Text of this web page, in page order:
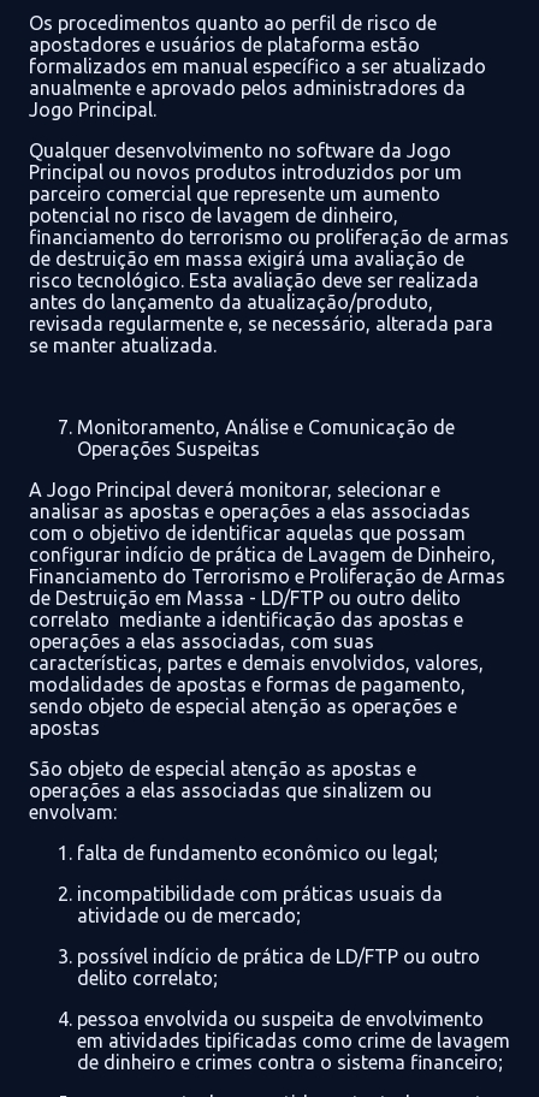
Os procedimentos quanto ao perfil de risco de
apostadores e usuários de plataforma estão
formalizados em manual específico a ser atualizado
anualmente e aprovado pelos administradores da
Jogo Principal.
Qualquer desenvolvimento no software da Jogo
Principal ou novos produtos introduzidos por um
parceiro comercial que represente um aumento
potencial no risco de lavagem de dinheiro,
financiamento do terrorismo ou proliferação de armas
de destruição em massa exigirá uma avaliação de
risco tecnológico. Esta avaliação deve ser realizada
antes do lançamento da atualização/produto,
revisada regularmente e, se necessário, alterada para
se manter atualizada.
Monitoramento, Análise e Comunicação de
Operações Suspeitas
A Jogo Principal deverá monitorar, selecionar e
analisar as apostas e operações a elas associadas
com o objetivo de identificar aquelas que possam
configurar indício de prática de Lavagem de Dinheiro,
Financiamento do Terrorismo e Proliferação de Armas
de Destruição em Massa - LD/FTP ou outro delito
correlato mediante a identificação das apostas e
operações a elas associadas, com suas
características, partes e demais envolvidos, valores,
modalidades de apostas e formas de pagamento,
sendo objeto de especial atenção as operações e
apostas
São objeto de especial atenção as apostas e
operações a elas associadas que sinalizem ou
envolvam:
falta de fundamento econômico ou legal;
incompatibilidade com práticas usuais da
atividade ou de mercado;
possível indício de prática de LD/FTP ou outro
delito correlato;
pessoa envolvida ou suspeita de envolvimento
em atividades tipificadas como crime de lavagem
de dinheiro e crimes contra o sistema financeiro;